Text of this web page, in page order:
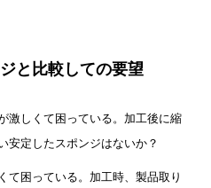
と比較しての要望
激しくて困っている。加工後に縮
安定したスポンジはないか？
て困っている。加工時、製品取り